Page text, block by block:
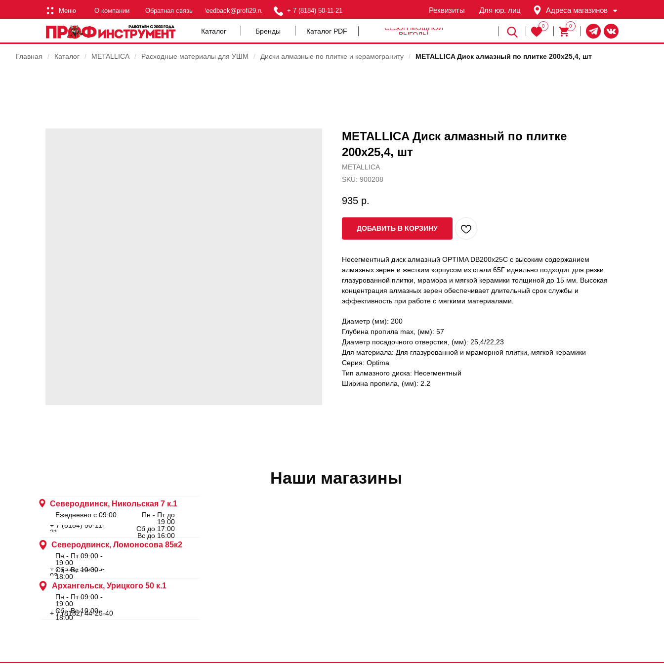
Меню + 7 (8184) 50-11-21
Обратная связь feedback@profi29.ru Для юр. лиц
Реквизиты
О компании
Каталог
Адреса магазинов
0
0
Бренды Каталог PDF
СЕЗОН МОЩНОЙ
ВЫГОДЫ
Главная / Каталог / METALLICA / Расходные материалы для УШМ / Диски алмазные по плитке и керамограниту / METALLICA Диск алмазный по плитке 200х25,4, шт
METALLICA Диск алмазный по плитке
200х25,4, шт
METALLICA
SKU: 900208
935 р.
ДОБАВИТЬ В КОРЗИНУ
Несегментный диск алмазный OPTIMA DB200x25C с высоким содержанием
алмазных зерен и жестким корпусом из стали 65Г идеально подходит для резки
глазурованной плитки, мрамора и мягкой керамики толщиной до 15 мм. Высокая
концентрация алмазных зерен обеспечивает длительный срок службы и
эффективность при работе с мягкими материалами.
Диаметр (мм): 200
Глубина пропила max, (мм): 57
Диаметр посадочного отверстия, (мм): 25,4/22,23
Для материала: Для глазурованной и мраморной плитки, мягкой керамики
Серия: Optima
Тип алмазного диска: Несегментный
Ширина пропила, (мм): 2.2
Наши магазины
Архангельск, Урицкого 50 к.1
Северодвинск, Ломоносова 85к2
Северодвинск, Никольская 7 к.1
Ежедневно с 09:00
Пн - Пт до
19:00
Сб до 17:00
Вс до 16:00
Пн - Пт 09:00 -
19:00
Сб - Вс 10:00 -
18:00
Пн - Пт 09:00 -
19:00
Сб - Вс 10:00 -
18:00
+ 7 (8184) 50-11-
21
+ 7 (911) 562-83-
03
+ 7 (8182) 44-25-40